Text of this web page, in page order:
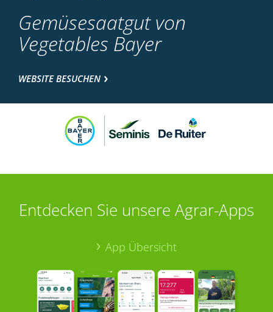
Gemüsesaatgut von
Vegetables Bayer
WEBSITE BESUCHEN
Entdecken Sie unsere Agrar-Apps
App Übersicht